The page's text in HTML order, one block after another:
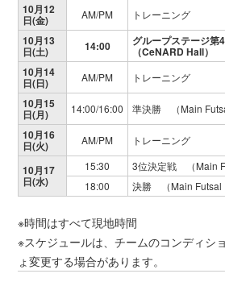
10月12
日(金) AM/PM トレーニング
10月13
日(土) 14:00 グループステージ
（CeNARD Hall）
10月14
日(日) AM/PM トレーニング
10月15
日(月) 14:00/16:00 準決勝 （Main
10月16
日(火) AM/PM トレーニング
10月17
日(水)
15:30
3位決定戦 （Main
18:00
決勝 （Main Futsal
※時間はすべて現地時間
※スケジュールは、チームのコンディシ
ょ変更する場合があります。